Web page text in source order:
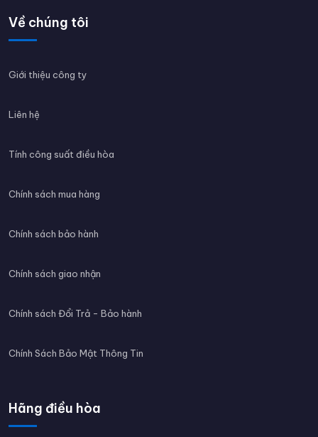
Về chúng tôi
Giới thiệu công ty
Liên hệ
Tính công suất điều hòa
Chính sách mua hàng
Chính sách bảo hành
Chính sách giao nhận
Chính sách Đổi Trả - Bảo hành
Chính Sách Bảo Mật Thông Tin
Hãng điều hòa